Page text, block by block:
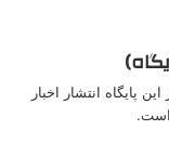
پایگاه انتشار اخبار